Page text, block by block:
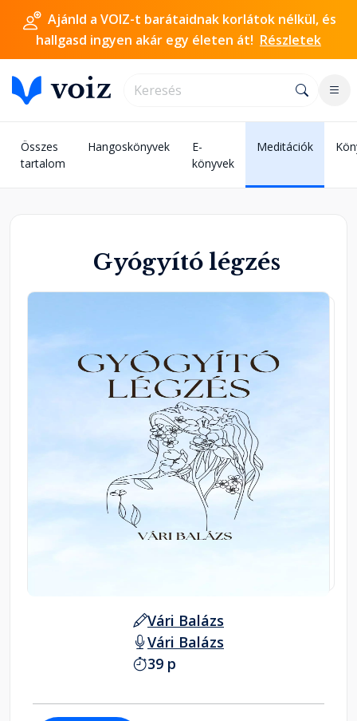
Ajánld a VOIZ-t barátaidnak korlátok nélkül, és
hallgasd ingyen akár egy életen át! Részletek
Összes
tartalom
Hangoskönyvek
E-
könyvek
Meditációk
Gyógyító légzés
Vári Balázs
Vári Balázs
39 p